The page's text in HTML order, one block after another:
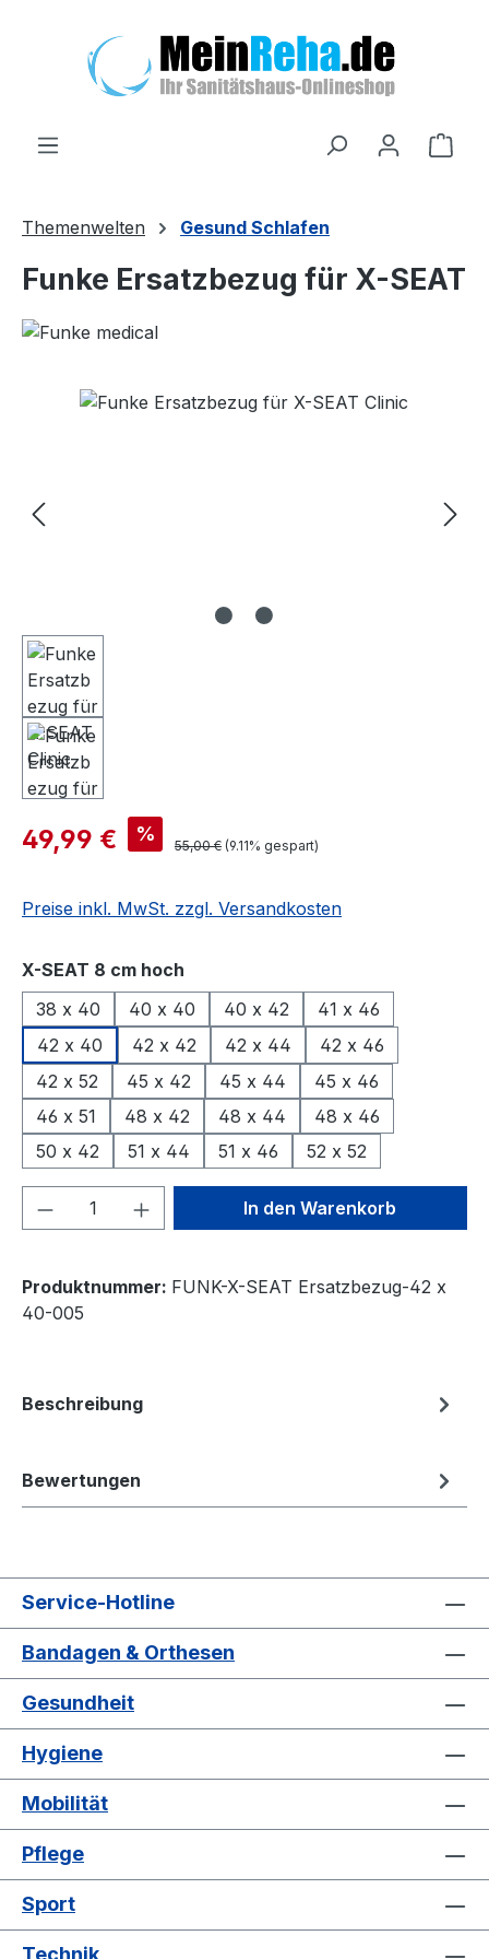
Themenwelten Gesund Schlafen
Funke Ersatzbezug für X-SEAT
Bildergalerie überspringen
49,99 € %
55,00 € (9.11% gespart)
Preise inkl. MwSt. zzgl. Versandkosten
X-SEAT 8 cm hoch
38 x 40
40 x 40 40 x 42
41 x 46
42 x 40
42 x 42 42 x 44
42 x 46
42 x 52
45 x 42 45 x 44
45 x 46
46 x 51
48 x 42 48 x 44
48 x 46
50 x 42
51 x 44 51 x 46 52 x 52
Produkt Anzahl: Gib denIn den Warenkorb
Produktnummer: FUNK-X-SEAT Ersatzbezug-42 x
40-005
Beschreibung
Bewertungen
Service-Hotline
Bandagen & Orthesen
Gesundheit
Hygiene
Mobilität
Pflege
Sport